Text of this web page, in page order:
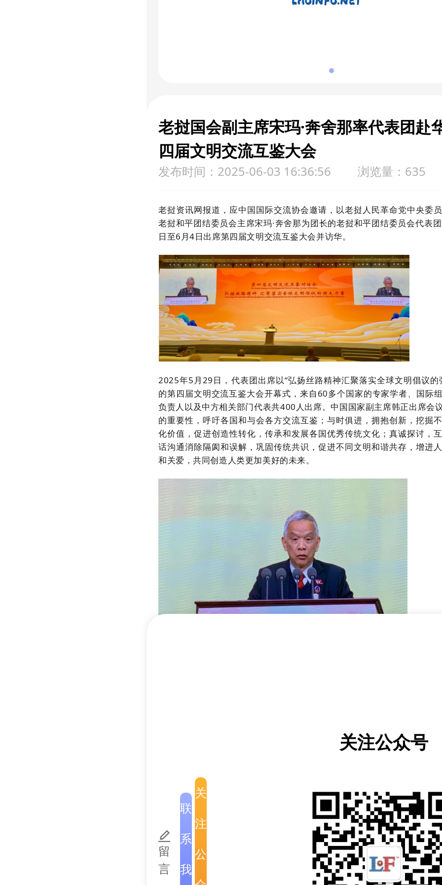
老挝国会副主席宋玛·奔舍那率代表团赴
四届文明交流互鉴大会
发布时间：2025-06-03 16:36:56 浏览量：635
老挝资讯网报道，应中国国际交流协会邀请，以老挝人民革命党中央委员
老挝和平团结委员会主席宋玛·奔舍那为团长的老挝和平团结委员会代表
日至6月4日出席第四届文明交流互鉴大会并访华。
2025年5月29日，代表团出席以“弘扬丝路精神汇聚落实全球文明倡议的
的第四届文明交流互鉴大会开幕式，来自60多个国家的专家学者、国际
负责人以及中方相关部门代表共400人出席。中国国家副主席韩正出席会
的重要性，呼吁各国和与会各方交流互鉴；与时俱进，拥抱创新，挖掘
化价值，促进创造性转化，传承和发展各国优秀传统文化；真诚探讨，
话沟通消除隔阂和误解，巩固传统共识，促进不同文明和谐共存，增进
和关爱，共同创造人类更加美好的未来。
议”表示赞赏。老挝人民素有慷慨、谦逊、互助的悠久传统。他们乐于并
是中华人民共和国，根据自身情况，合作落实全球文明倡议，扩大各种形
除出席会议外，代表团还与中国国际交流协会举行了双边会谈，并会见了
敦煌地区和嘉峪关市的领导。会谈中，双方回顾了过去老中合作的历程，
交换了意见，并探讨了在有潜力和共同感兴趣的领域开展合作。此外，代
历史文化名胜，并学习了农业课程。
代表团此次出席会议并进行访问，除了为文明交流作出贡献外，也为推动
系内涵、深化两国关系、为两国人民带来切实利益作出了重要贡献。
留
言
联
系
我
关
注
公
关注公众号